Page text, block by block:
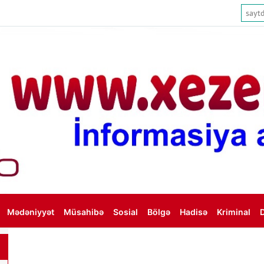
Mədəniyyət Müsahibə Sosial Bölgə Hadisə Kriminal